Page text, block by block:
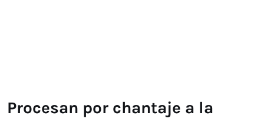
Procesan por chantaje a la